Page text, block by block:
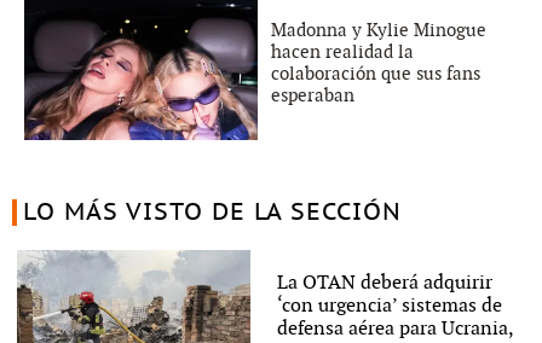
Madonna y Kylie Minogue
hacen realidad la
colaboración que sus fans
esperaban
LO MÁS VISTO DE LA SECCIÓN
La OTAN deberá adquirir
‘con urgencia’ sistemas de
defensa aérea para Ucrania,